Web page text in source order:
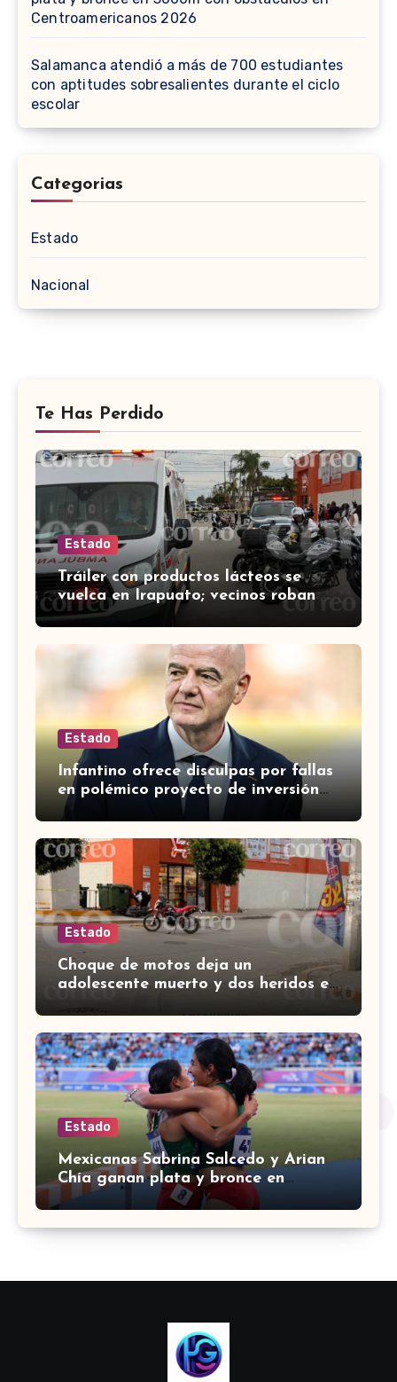
Centroamericanos 2026
Salamanca atendió a más de 700 estudiantes
con aptitudes sobresalientes durante el ciclo
escolar
Categorias
Estado
Nacional
Te Has Perdido
Estado
Tráiler con productos lácteos se
vuelca en Irapuato; vecinos roban
carga en lugar de auxiliar a heridos
Estado
Infantino ofrece disculpas por fallas
en polémico proyecto de inversión
privada de la FIFA
Estado
Choque de motos deja un
adolescente muerto y dos heridos en
colina Los Presidentes, en León
Estado
Mexicanas Sabrina Salcedo y Arian
Chía ganan plata y bronce en
3000m con obstáculos en